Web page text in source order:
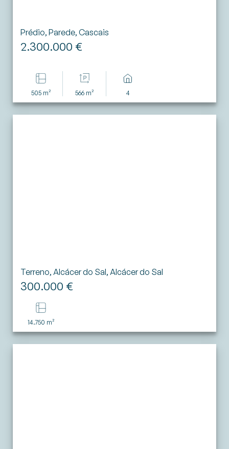
Prédio, Parede, Cascais
2.300.000 €
505 m² 566 m² 4
Terreno, Alcácer do Sal, Alcácer do Sal
300.000 €
14.750 m²